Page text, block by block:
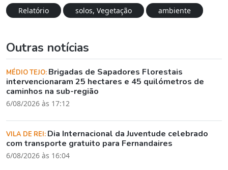
Relatório
solos, Vegetação ambiente
Outras notícias
MÉDIO TEJO: Brigadas de Sapadores Florestais
intervencionaram 25 hectares e 45 quilómetros de
caminhos na sub-região
6/08/2026 às 17:12
VILA DE REI: Dia Internacional da Juventude celebrado
com transporte gratuito para Fernandaires
6/08/2026 às 16:04